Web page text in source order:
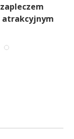
atrakcyjnym